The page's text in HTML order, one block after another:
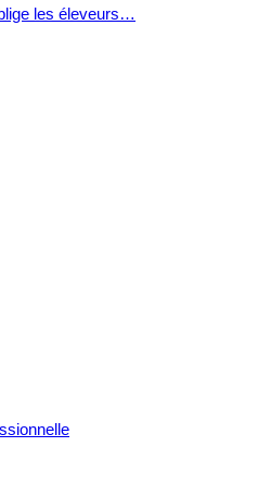
les éleveurs…